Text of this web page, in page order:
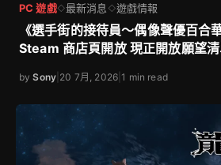
PC 遊戲◇最新消息 ◇遊戲情報
《選手街的接待員～偶像聲優百合
Steam 商店頁開放 現正開放願望
bySony 20 7月, 2026 |1 min read